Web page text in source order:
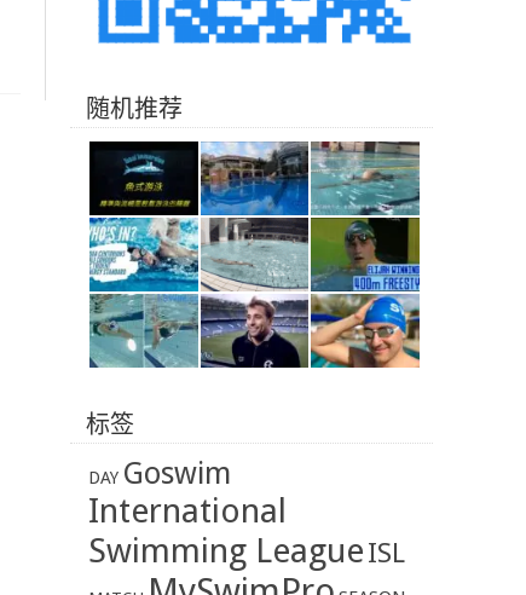
随机推荐
标签
DAY Goswim
International
Swimming LeagueISL